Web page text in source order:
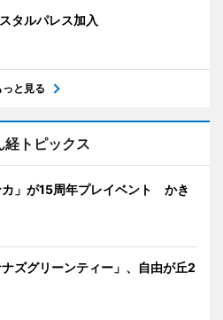
タルパレス加入
っと見る
経トピックス
」が15周年プレイベント かき
ズグリーンティー」、自由が丘2